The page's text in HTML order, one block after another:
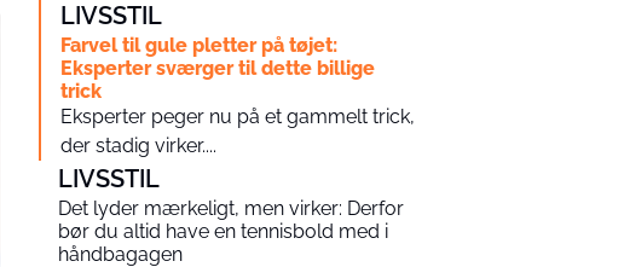
LIVSSTIL
Farvel til gule pletter på tøjet:
Eksperter sværger til dette billige
trick
Eksperter peger nu på et gammelt trick,
der stadig virker....
LIVSSTIL
Det lyder mærkeligt, men virker: Derfor
bør du altid have en tennisbold med i
håndbagagen